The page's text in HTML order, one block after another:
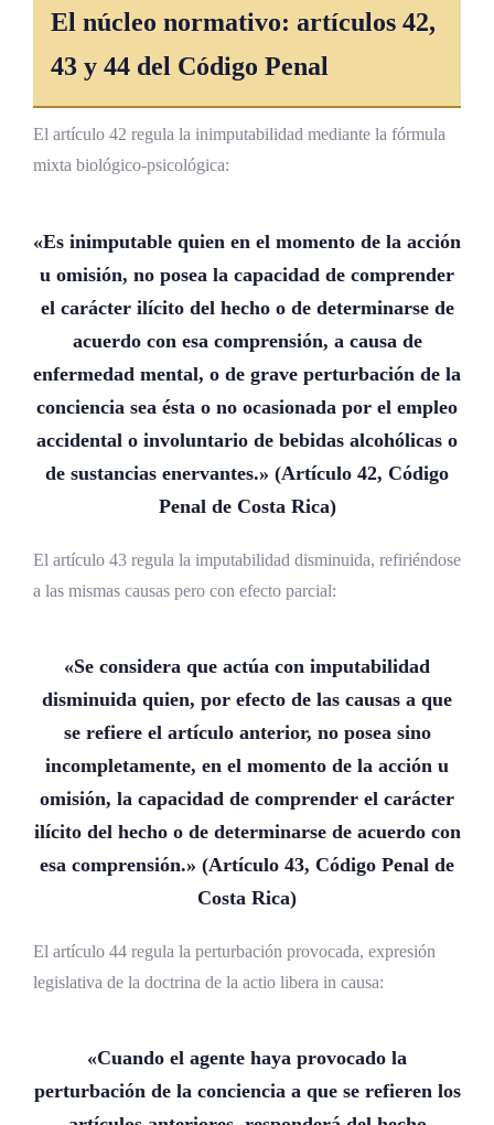
El núcleo normativo: artículos 42,
43 y 44 del Código Penal
El artículo 42 regula la inimputabilidad mediante la fórmula
mixta biológico-psicológica:
«Es inimputable quien en el momento de la acción
u omisión, no posea la capacidad de comprender
el carácter ilícito del hecho o de determinarse de
acuerdo con esa comprensión, a causa de
enfermedad mental, o de grave perturbación de la
conciencia sea ésta o no ocasionada por el empleo
accidental o involuntario de bebidas alcohólicas o
de sustancias enervantes.» (Artículo 42, Código
Penal de Costa Rica)
El artículo 43 regula la imputabilidad disminuida, refiriéndose
a las mismas causas pero con efecto parcial:
«Se considera que actúa con imputabilidad
disminuida quien, por efecto de las causas a que
se refiere el artículo anterior, no posea sino
incompletamente, en el momento de la acción u
omisión, la capacidad de comprender el carácter
ilícito del hecho o de determinarse de acuerdo con
esa comprensión.» (Artículo 43, Código Penal de
Costa Rica)
El artículo 44 regula la perturbación provocada, expresión
legislativa de la doctrina de la actio libera in causa:
«Cuando el agente haya provocado la
perturbación de la conciencia a que se refieren los